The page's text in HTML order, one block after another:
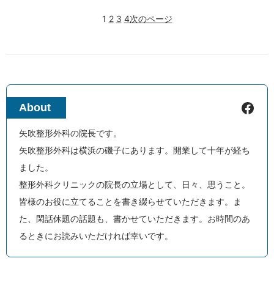
1 2 3 4次のページ
About Facebook
矢吹整形外科の院長です。
矢吹整形外科は横浜の磯子にあります。開業して十年が経ち
ました。
整形外科クリニックの院長の立場として、日々、思うこと。
皆様のお役に立てることを書き綴らせていただきます。ま
た、閑話休題の話題も、書かせていただきます。お時間のあ
るときにお読みいただければ幸いです。